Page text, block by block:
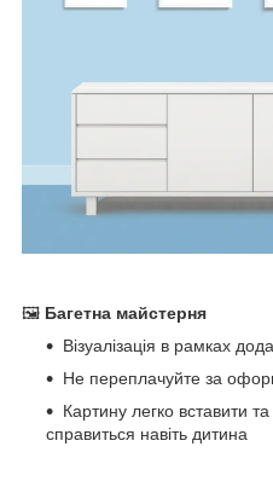
🖼 Багетна майстерня
Візуалізація в рамках
Не переплачуйте за
Картину легко вставити
справиться навіть дитина